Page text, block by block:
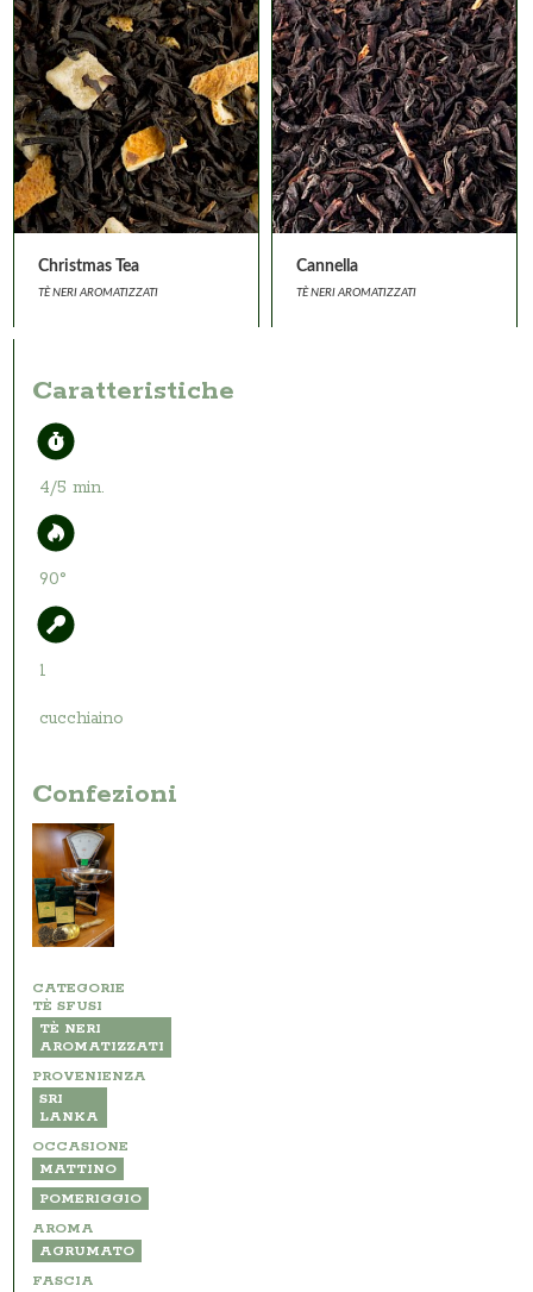
Christmas Tea
TÈ NERI AROMATIZZATI
Cannella
TÈ NERI AROMATIZZATI
Caratteristiche
4/5 min.
90°
1
cucchiaino
Confezioni
CATEGORIE
TÈ SFUSI
TÈ NERI
AROMATIZZATI
PROVENIENZA
SRI
LANKA
OCCASIONE
MATTINO
POMERIGGIO
AROMA
AGRUMATO
FASCIA